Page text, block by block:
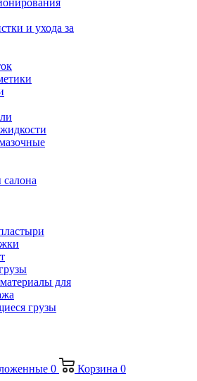
и ухода за
для
грузы
0 Корзина 0